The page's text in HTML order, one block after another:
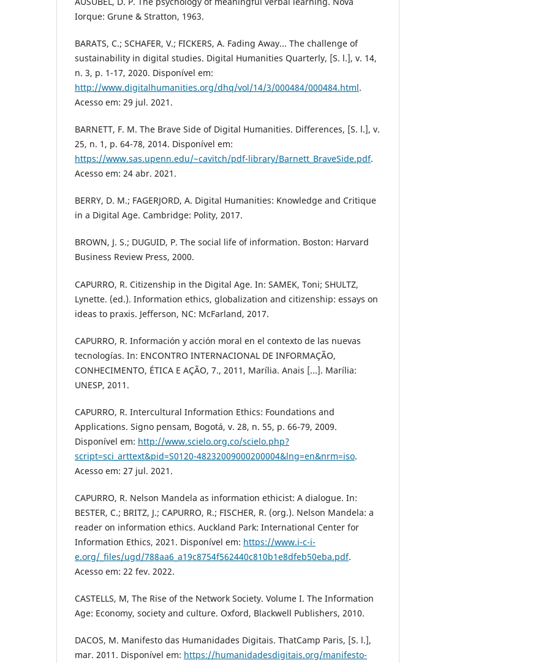
Iorque: Grune & Stratton, 1963.
BARATS, C.; SCHAFER, V.; FICKERS, A. Fading Away... The challenge of
sustainability in digital studies. Digital Humanities Quarterly, [S. l.], v. 14,
n. 3, p. 1-17, 2020. Disponível em:
http://www.digitalhumanities.org/dhq/vol/14/3/000484/000484.html.
Acesso em: 29 jul. 2021.
BARNETT, F. M. The Brave Side of Digital Humanities. Differences, [S. l.], v.
25, n. 1, p. 64-78, 2014. Disponível em:
https://www.sas.upenn.edu/~cavitch/pdf-library/Barnett_BraveSide.pdf.
Acesso em: 24 abr. 2021.
BERRY, D. M.; FAGERJORD, A. Digital Humanities: Knowledge and Critique
in a Digital Age. Cambridge: Polity, 2017.
BROWN, J. S.; DUGUID, P. The social life of information. Boston: Harvard
Business Review Press, 2000.
CAPURRO, R. Citizenship in the Digital Age. In: SAMEK, Toni; SHULTZ,
Lynette. (ed.). Information ethics, globalization and citizenship: essays on
ideas to praxis. Jefferson, NC: McFarland, 2017.
CAPURRO, R. Información y acción moral en el contexto de las nuevas
tecnologías. In: ENCONTRO INTERNACIONAL DE INFORMAÇÃO,
CONHECIMENTO, ÉTICA E AÇÃO, 7., 2011, Marília. Anais [...]. Marília:
UNESP, 2011.
CAPURRO, R. Intercultural Information Ethics: Foundations and
Applications. Signo pensam, Bogotá, v. 28, n. 55, p. 66-79, 2009.
Disponível em: http://www.scielo.org.co/scielo.php?
script=sci_arttext&pid=S0120-48232009000200004&lng=en&nrm=iso.
Acesso em: 27 jul. 2021.
CAPURRO, R. Nelson Mandela as information ethicist: A dialogue. In:
BESTER, C.; BRITZ, J.; CAPURRO, R.; FISCHER, R. (org.). Nelson Mandela: a
reader on information ethics. Auckland Park: International Center for
Information Ethics, 2021. Disponível em: https://www.i-c-i-
e.org/_files/ugd/788aa6_a19c8754f562440c810b1e8dfeb50eba.pdf.
Acesso em: 22 fev. 2022.
CASTELLS, M, The Rise of the Network Society. Volume I. The Information
Age: Economy, society and culture. Oxford, Blackwell Publishers, 2010.
DACOS, M. Manifesto das Humanidades Digitais. ThatCamp Paris, [S. l.],
mar. 2011. Disponível em: https://humanidadesdigitais.org/manifesto-